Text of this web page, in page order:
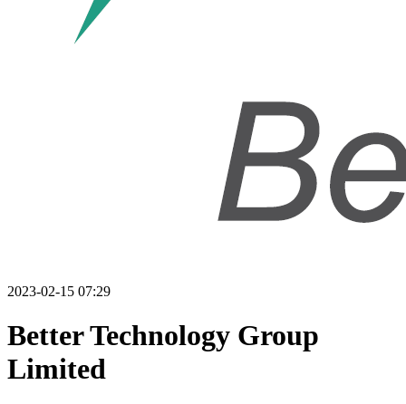
2023-02-15 07:29
Better Technology Group
Limited